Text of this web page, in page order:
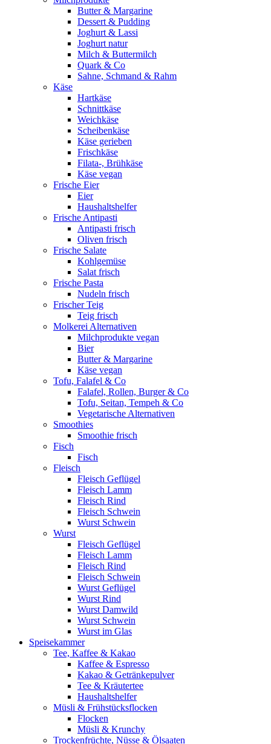
Butter & Margarine
Dessert & Pudding
Joghurt & Lassi
Joghurt natur
Milch & Buttermilch
Quark & Co
Sahne, Schmand & Rahm
Käse
Hartkäse
Schnittkäse
Weichkäse
Scheibenkäse
Käse gerieben
Frischkäse
Filata-, Brühkäse
Käse vegan
Frische Eier
Eier
Haushaltshelfer
Frische Antipasti
Antipasti frisch
Oliven frisch
Frische Salate
Kohlgemüse
Salat frisch
Frische Pasta
Nudeln frisch
Frischer Teig
Teig frisch
Molkerei Alternativen
Milchprodukte vegan
Bier
Butter & Margarine
Käse vegan
Tofu, Falafel & Co
Falafel, Rollen, Burger & Co
Tofu, Seitan, Tempeh & Co
Vegetarische Alternativen
Smoothies
Smoothie frisch
Fisch
Fisch
Fleisch
Fleisch Geflügel
Fleisch Lamm
Fleisch Rind
Fleisch Schwein
Wurst Schwein
Wurst
Fleisch Geflügel
Fleisch Lamm
Fleisch Rind
Fleisch Schwein
Wurst Geflügel
Wurst Rind
Wurst Damwild
Wurst Schwein
Wurst im Glas
Speisekammer
Tee, Kaffee & Kakao
Kaffee & Espresso
Kakao & Getränkepulver
Tee & Kräutertee
Haushaltshelfer
Müsli & Frühstücksflocken
Flocken
Müsli & Krunchy
Trockenfrüchte, Nüsse & Ölsaaten